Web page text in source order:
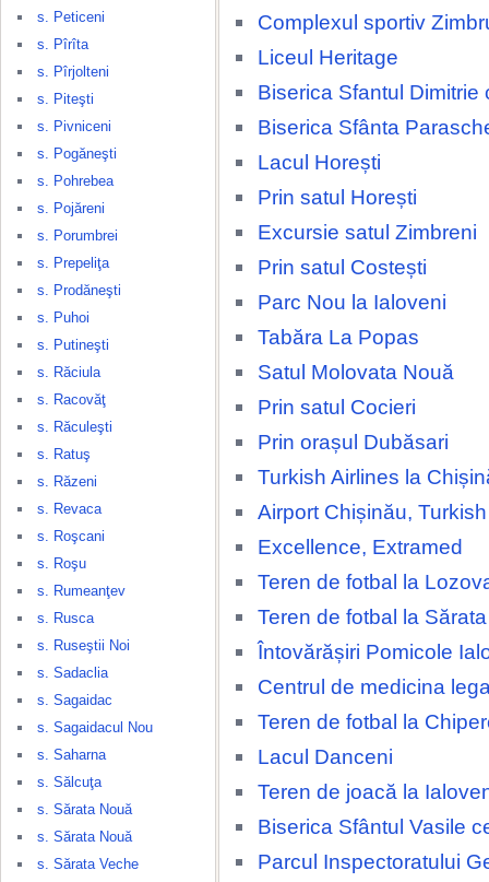
s. Peticeni
s. Pîrîta
s. Pîrjolteni
s. Piteşti
s. Pivniceni
s. Pogăneşti
s. Pohrebea
s. Pojăreni
s. Porumbrei
s. Prepeliţa
s. Prodăneşti
s. Puhoi
s. Putineşti
s. Răciula
s. Racovăţ
s. Răculeşti
s. Ratuş
s. Răzeni
s. Revaca
s. Roşcani
s. Roşu
s. Rumeanţev
s. Rusca
s. Ruseştii Noi
s. Sadaclia
s. Sagaidac
s. Sagaidacul Nou
s. Saharna
s. Sălcuţa
s. Sărata Nouă
s. Sărata Nouă
s. Sărata Veche
Complexul sportiv
Liceul Heritage
Biserica Sfantul Dimitrie
Biserica Sfânta
Lacul Horești
Prin satul Horești
Excursie satul Zimbreni
Prin satul Costești
Parc Nou la Ialoveni
Tabăra La Popas
Satul Molovata Nouă
Prin satul Cocieri
Prin orașul Dubăsari
Turkish Airlines la
Airport Chișinău,
Excellence, Extramed
Teren de fotbal la
Teren de fotbal la
Întovărășiri Pomicole
Centrul de medicina
Teren de fotbal la
Lacul Danceni
Teren de joacă la
Biserica Sfântul Vasile
Parcul Inspectoratului